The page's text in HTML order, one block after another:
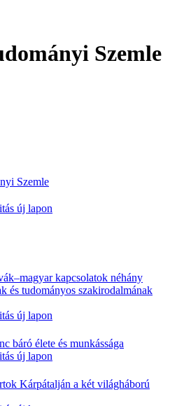
Szemle
Szemle
új lapon
kapcsolatok néhány
és tudományos szakirodalmának
új lapon
báró élete és munkássága
új lapon
Kárpátalján a két világháború